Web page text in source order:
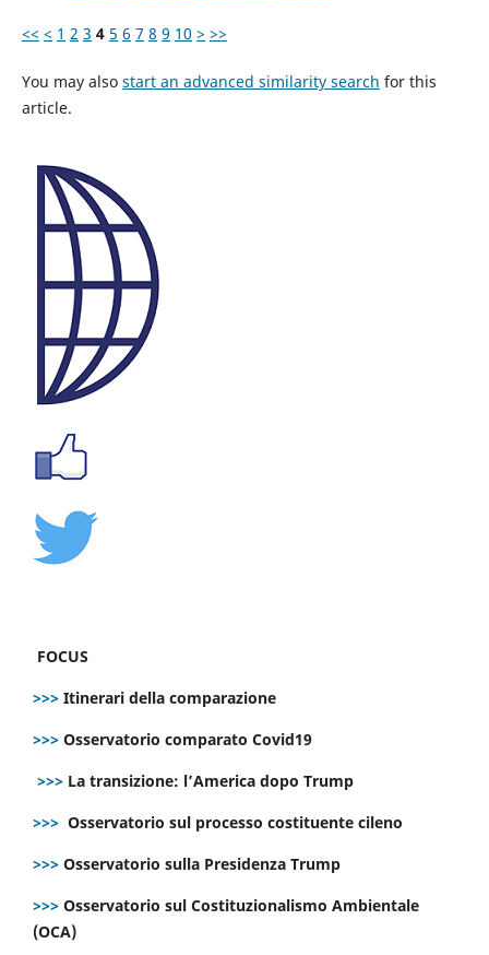
<< < 1 2 3 4 5 6 7 8 9 10 > >>
You may also start an advanced similarity search for this
article.
FOCUS
>>> Itinerari della comparazione
>>> Osservatorio comparato Covid19
>>> La transizione: l’America dopo Trump
>>> Osservatorio sul processo costituente cileno
>>> Osservatorio sulla Presidenza Trump
>>> Osservatorio sul Costituzionalismo Ambientale
(OCA)